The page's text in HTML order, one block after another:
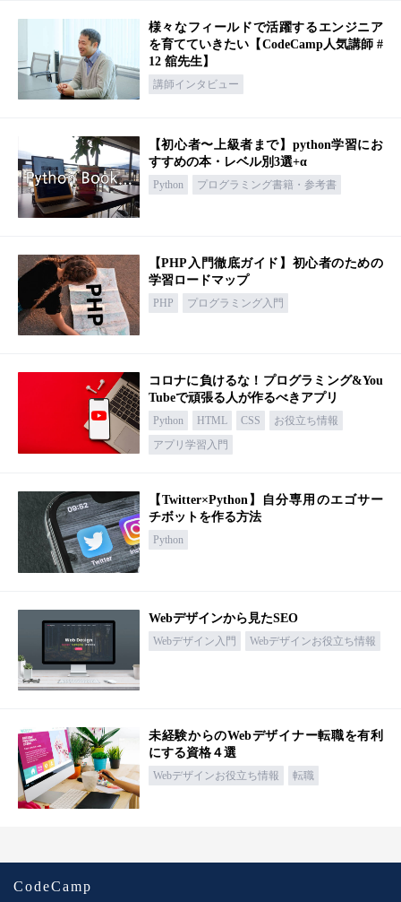
様々なフィールドで活躍するエンジニア
を育てていきたい【CodeCamp人気講師 #
12 舘先生】
講師インタビュー
【初心者〜上級者まで】python学習にお
すすめの本・レベル別3選+α
Python プログラミング書籍・参考書
【PHP入門徹底ガイド】初心者のための
学習ロードマップ
PHP プログラミング入門
コロナに負けるな！プログラミング&You
Tubeで頑張る人が作るべきアプリ
Python HTML CSS
お役立ち情報
アプリ学習入門
【Twitter×Python】自分専用のエゴサー
チボットを作る方法
Python
Webデザインから見たSEO
Webデザイン入門 Webデザインお役立ち情報
未経験からのWebデザイナー転職を有利
にする資格４選
Webデザインお役立ち情報 転職
CodeCamp